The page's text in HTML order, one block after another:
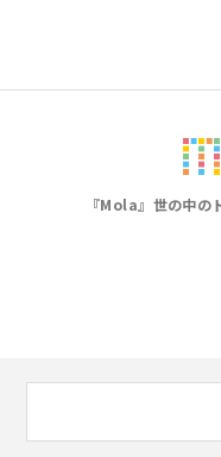
『Mola』世の中の